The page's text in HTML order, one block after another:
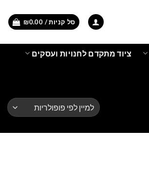
סל קניות / ₪0.00
ציוד מתקדם לחנויות ועסקים